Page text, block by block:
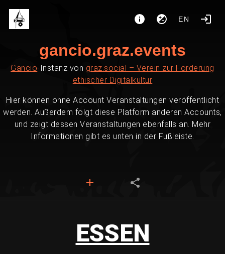
EN
gancio.graz.events
Gancio-Instanz von graz.social – Verein zur Förderung
ethischer Digitalkultur
Hier können ohne Account Veranstaltungen veröffentlicht
werden. Außerdem folgt diese Platform anderen Accounts,
und zeigt dessen Veranstaltungen ebenfalls an. Mehr
Informationen gibt es unten in der Fußleiste.
ESSEN